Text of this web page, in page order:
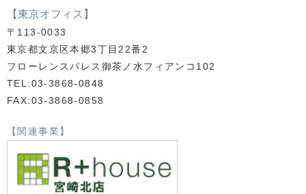
【東京オフィス】
〒113-0033
東京都文京区本郷3丁目22番2
フローレンスパレス御茶ノ水フィアンコ102
TEL:03-3868-0848
FAX:03-3868-0858
【関連事業】